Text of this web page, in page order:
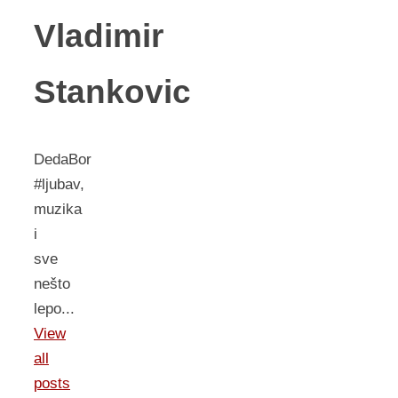
Vladimir
Stankovic
DedaBor
#ljubav,
muzika
i
sve
nešto
lepo...
View
all
posts